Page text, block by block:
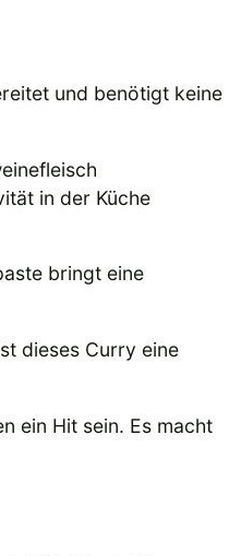
und benötigt keine
in der Küche
bringt eine
dieses Curry eine
ein Hit sein. Es macht